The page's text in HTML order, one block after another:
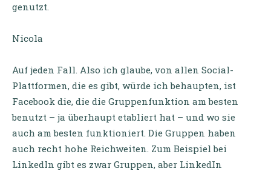
genutzt.
Nicola
Auf jeden Fall. Also ich glaube, von allen Social-
Plattformen, die es gibt, würde ich behaupten, ist
Facebook die, die die Gruppenfunktion am besten
benutzt – ja überhaupt etabliert hat – und wo sie
auch am besten funktioniert. Die Gruppen haben
auch recht hohe Reichweiten. Zum Beispiel bei
LinkedIn gibt es zwar Gruppen, aber LinkedIn